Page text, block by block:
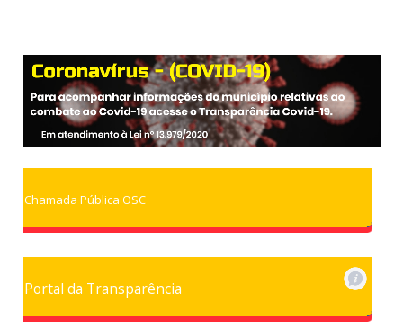
Chamada Pública OSC
Portal da Transparência